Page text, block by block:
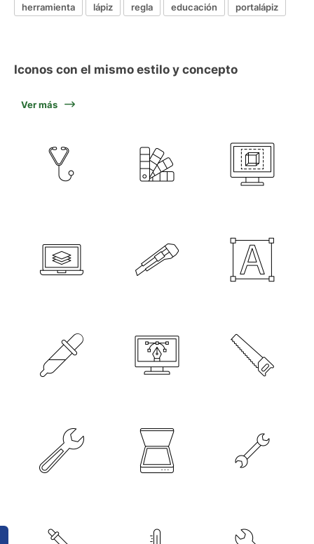
herramienta lápiz regla educación portalápiz
Iconos con el mismo estilo y concepto
Ver más